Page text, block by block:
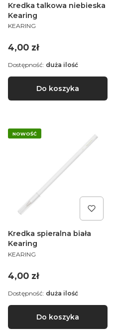
Kredka talkowa niebieska
Kearing
PRODUCENT
KEARING
Cena
4,00 zł
Do koszyka
Dostępność: duża ilość
NOWOŚĆ
Kredka spieralna biała
Kearing
PRODUCENT
KEARING
Cena
4,00 zł
Do koszyka
Dostępność: duża ilość